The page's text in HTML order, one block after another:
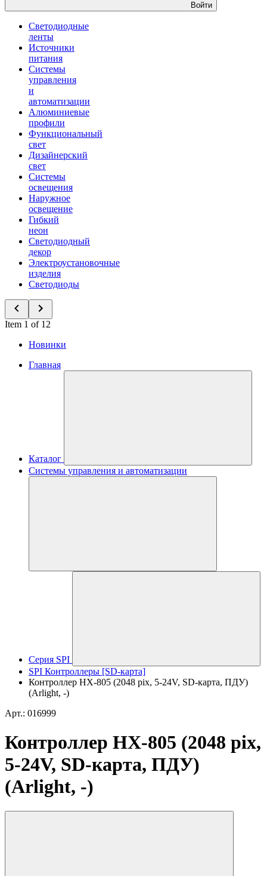
Войти
Светодиодные
ленты
Источники
питания
Системы
управления
и
автоматизации
Алюминиевые
профили
Функциональный
свет
Дизайнерский
свет
Системы
освещения
Наружное
освещение
Гибкий
неон
Светодиодный
декор
Электроустановочные
изделия
Светодиоды
Item 1 of 12
Новинки
Главная
Каталог
Системы управления и автоматизации
Серия SPI
SPI Контроллеры [SD-карта]
Контроллер HX-805 (2048 pix, 5-24V, SD-карта, ПДУ)
(Arlight, -)
Арт.: 016999
Контроллер HX-805 (2048 pix,
5-24V, SD-карта, ПДУ)
(Arlight, -)